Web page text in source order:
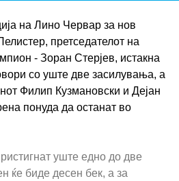
на Лино Червар за нов
претседателот на
- Зоран Стерјев, истакна
со уште две засилувања, а
Филип Кузмановски и Дејан
понуда да останат во
уште едно до две
ќе биде десен бек, а за